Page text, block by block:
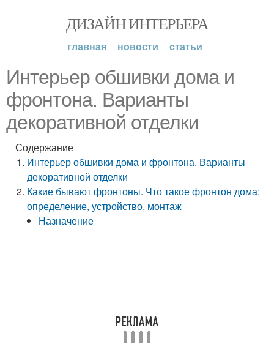
ДИЗАЙН ИНТЕРЬЕРА
главная новости статьи
Интерьер обшивки дома и
фронтона. Варианты
декоративной отделки
Содержание
Интерьер обшивки дома и фронтона. Варианты
декоративной отделки
Какие бывают фронтоны. Что такое фронтон дома:
определение, устройство, монтаж
Назначение